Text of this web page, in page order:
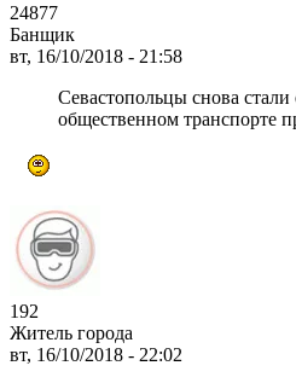
24877
Банщик
вт, 16/10/2018 - 21:58
Севастопольцы снова стали
общественном транспорте
192
Житель города
вт, 16/10/2018 - 22:02